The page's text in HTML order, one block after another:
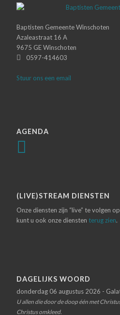
Baptisten Gemeente Winschoten
Azaleastraat 16 A
9675 GE Winschoten
0597-414603
Stuur ons een email
AGENDA
(LIVE)STREAM DIENSTEN
Onze diensten zijn “live” te volgen
kunt u ook onze diensten terug zien.
DAGELIJKS WOORD
donderdag 06 augustus 2026 -
U allen die door de doop één met
Christus omkleed.